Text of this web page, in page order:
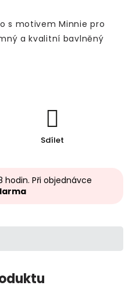
s motivem Minnie pro
a kvalitní bavlněný
Sdílet
hodin. Při objednávce